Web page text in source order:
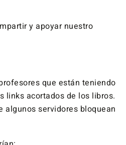
y apoyar nuestro
que están teniendo
links acortados de los libros.
algunos servidores bloquean